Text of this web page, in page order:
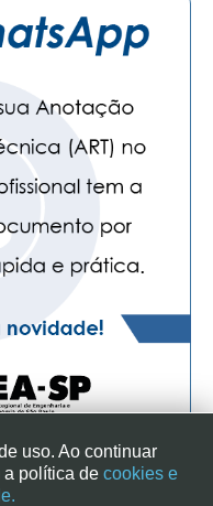
ESTADO DE SÃO PAULO
uso. Ao continuar
a política de cookies e